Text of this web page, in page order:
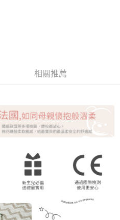
付款」的支付方式。 讓您購物簡單
」後，將跳轉至「AFTEE先享後付」
知簡訊。
此簡訊中的連結，可透過四大超商／
，方視為交易完成。
繳費，但若您需要取消訂單，請聯絡
訂單仍視為有效，需透過AFTEE先享
」之結帳頁面顯示為準，若有關於
相關疑問，請聯繫「AFTEE先享後付
)免運費
上)免運費
相關推薦